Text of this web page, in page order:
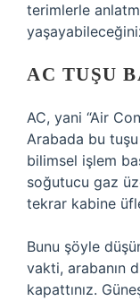
terimlerle
AC TUŞU
AC, yani “Air
Arabada bu tuşu
bilimsel işlem
soğutucu gaz
tekrar kabine
Bunu şöyle
vakti, arabanın
kapattınız.